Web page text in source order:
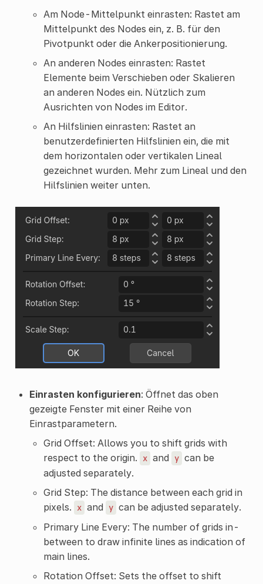
Am Node-Mittelpunkt einrasten: Rastet am
Mittelpunkt des Nodes ein, z. B. für den
Pivotpunkt oder die Ankerpositionierung.
An anderen Nodes einrasten: Rastet
Elemente beim Verschieben oder Skalieren
an anderen Nodes ein. Nützlich zum
Ausrichten von Nodes im Editor.
An Hilfslinien einrasten: Rastet an
benutzerdefinierten Hilfslinien ein, die mit
dem horizontalen oder vertikalen Lineal
gezeichnet wurden. Mehr zum Lineal und den
Hilfslinien weiter unten.
Einrasten konfigurieren: Öffnet das oben
gezeigte Fenster mit einer Reihe von
Einrastparametern.
Grid Offset: Allows you to shift grids with
respect to the origin.
x and y can be
adjusted separately.
Grid Step: The distance between each grid in
pixels.
x and y can be adjusted separately.
Primary Line Every: The number of grids in-
between to draw infinite lines as indication of
main lines.
Rotation Offset: Sets the offset to shift